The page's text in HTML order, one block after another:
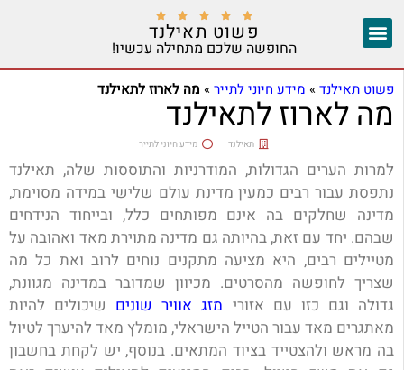





פשוט תאילנד
החופשה שלכם מתחילה עכשיו!
פשוט תאילנד» מידע חיוני לתייר» מה לארוז לתאילנד
מה לארוז לתאילנד
תאילנד מידע חיוני לתייר
למרות הערים הגדולות, המודרניות והתוססות שלה, תאילנד
נתפסת עבור רבים כמעין מדינת עולם שלישי במידה מסוימת,
מדינה שחלקים בה אינם מפותחים כלל, ובייחוד הנידחים
שבהם. יחד עם זאת, בהיותה גם מדינה מתוירת מאד ואהובה על
מטיילים רבים, היא מציעה מתקנים נוחים לרוב ואת כל מה
שצריך לחופשה מהסרטים. מכיוון שמדובר במדינה מגוונת,
גדולה וגם כזו עם אזורי מזג אוויר שונים שיכולים להיות
מאתגרים מאד עבור הטייל הישראלי, מומלץ מאד להיערך לטיול
בה מראש ולהצטייד בציוד המתאים. בנוסף, יש לקחת בחשבון